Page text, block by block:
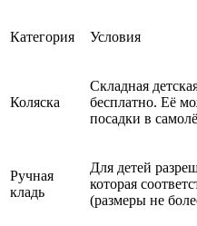
Категория Условия
Коляска
Складная
бесплатно. Её
посадки в
Ручная
кладь
Для детей
которая
(размеры не